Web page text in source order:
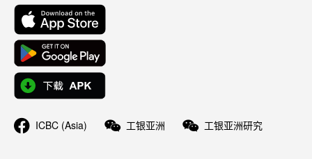
ICBC (Asia) 工银亚洲 工银亚洲研究